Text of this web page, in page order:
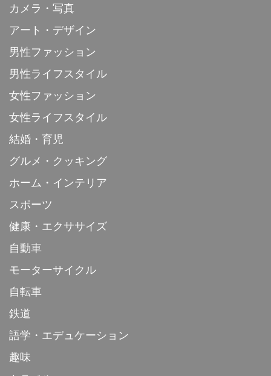
カメラ・写真
アート・デザイン
男性ファッション
男性ライフスタイル
女性ファッション
女性ライフスタイル
結婚・育児
グルメ・クッキング
ホーム・インテリア
スポーツ
健康・エクササイズ
自動車
モーターサイクル
自転車
鉄道
語学・エデュケーション
趣味